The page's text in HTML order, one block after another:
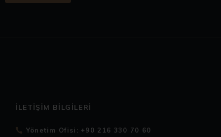
İLETIŞIM BILGILERI
Yönetim Ofisi: +90 216 330 70 60